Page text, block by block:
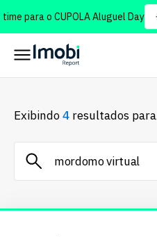
para o CUPOLA Aluguel Day
Exibindo4 resultados para